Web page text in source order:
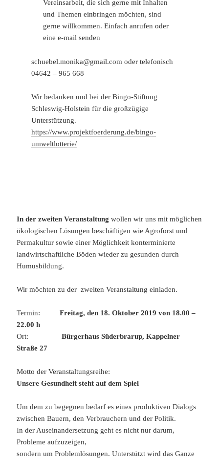
Vereinsarbeit, die sich gerne mit Inhalten
und Themen einbringen möchten, sind
gerne willkommen. Einfach anrufen oder
eine e-mail senden
schuebel.monika@gmail.com oder telefonisch
04642 – 965 668
Wir bedanken und bei der Bingo-Stiftung
Schleswig-Holstein für die großzügige
Unterstützung.
https://www.projektfoerderung.de/bingo-
umweltlotterie/
In der zweiten Veranstaltung wollen wir uns mit möglichen
ökologischen Lösungen beschäftigen wie Agroforst und
Permakultur sowie einer Möglichkeit konterminierte
landwirtschaftliche Böden wieder zu gesunden durch
Humusbildung.
Wir möchten zu der zweiten Veranstaltung einladen.
Termin:Freitag, den 18. Oktober 2019 von 18.00 –
22.00 h
Ort:Bürgerhaus Süderbrarup, Kappelner
Straße 27
Motto der Veranstaltungsreihe:
Unsere Gesundheit steht auf dem Spiel
Um dem zu begegnen bedarf es eines produktiven Dialogs
zwischen Bauern, den Verbrauchern und der Politik.
In der Auseinandersetzung geht es nicht nur darum,
Probleme aufzuzeigen,
sondern um Problemlösungen. Unterstützt wird das Ganze